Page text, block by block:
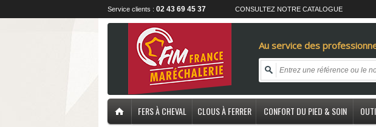
Service clients : 02 43 69 45 37 CONSULTEZ NOTRE CATALOGUE
Au service des
FERS À CHEVAL CLOUS À FERRER CONFORT DU PIED & SOIN